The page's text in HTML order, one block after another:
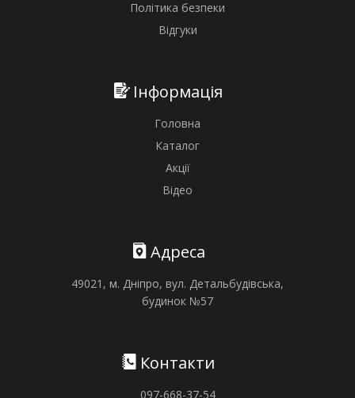
Політика безпеки
Відгуки
Інформація
Головна
Каталог
Акції
Відео
Адреса
49021, м. Дніпро, вул. Детальбудівська,
будинок №57
Контакти
097-668-37-54